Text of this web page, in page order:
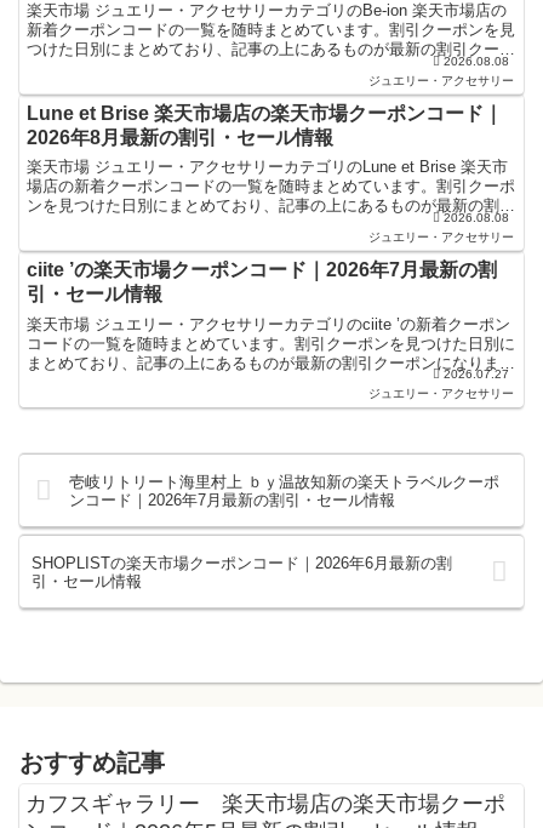
楽天市場 ジュエリー・アクセサリーカテゴリのBe-ion 楽天市場店の
新着クーポンコードの一覧を随時まとめています。割引クーポンを見
つけた日別にまとめており、記事の上にあるものが最新の割引クーポ
2026.08.08
ジュエリー・アクセサリー
Lune et Brise 楽天市場店の楽天市場クーポンコード｜
2026年8月最新の割引・セール情報
楽天市場 ジュエリー・アクセサリーカテゴリのLune et Brise 楽天市
場店の新着クーポンコードの一覧を随時まとめています。割引クーポ
ンを見つけた日別にまとめており、記事の上にあるものが最新の割引
2026.08.08
ジュエリー・アクセサリー
ciite ’の楽天市場クーポンコード｜2026年7月最新の割
引・セール情報
楽天市場 ジュエリー・アクセサリーカテゴリのciite ’の新着クーポン
コードの一覧を随時まとめています。割引クーポンを見つけた日別に
まとめており、記事の上にあるものが最新の割引クーポンになりま
2026.07.27
ジュエリー・アクセサリー
壱岐リトリート海里村上 ｂｙ温故知新の楽天トラベルクーポ
ンコード｜2026年7月最新の割引・セール情報
SHOPLISTの楽天市場クーポンコード｜2026年6月最新の割
引・セール情報
おすすめ記事
カフスギャラリー 楽天市場店の楽天市場クーポ